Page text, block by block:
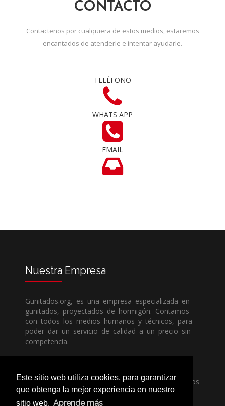
Este sitio web utiliza cookies, para garantizar
que obtenga la mejor experiencia en nuestro
sitio web. Aprende más
CONTACTO
Contactenos por cualquiera de estos medios, estaremos
encantados de atenderle e intentar ayudarle.
TELÉFONO
WHATS APP
EMAIL
Nuestra Empresa
Gunitados.org, es una empresa especializada en
gunitados, proyectados de hormigón. Contamos
con todos los medios humanos y técnicos, para
poder dar un servicio de calidad a un precio sin
competencia.
en llamarnos, nuestros técnicos estran encantados
de poder ayudarle, ya sea usted particular o
profesional.